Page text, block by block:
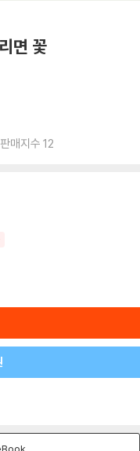
면 꽃
판매지수 12